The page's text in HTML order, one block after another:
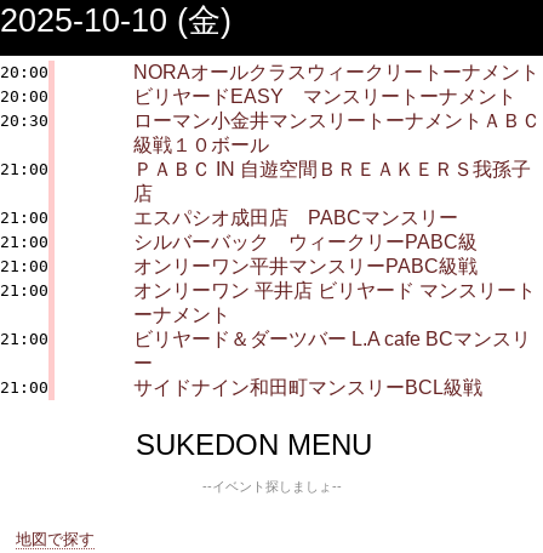
2025-10-10 (金)
20:00 NORAオールクラスウィークリートーナメント
20:00 ビリヤードEASY マンスリートーナメント
20:30
ローマン小金井マンスリートーナメントＡＢＣ
級戦１０ボール
21:00
ＰＡＢＣ IN 自遊空間ＢＲＥＡＫＥＲＳ我孫子
店
21:00 エスパシオ成田店 PABCマンスリー
21:00 シルバーバック ウィークリーPABC級
21:00 オンリーワン平井マンスリーPABC級戦
21:00
オンリーワン 平井店 ビリヤード マンスリート
ーナメント
21:00
ビリヤード＆ダーツバー L.A cafe BCマンスリ
ー
21:00 サイドナイン和田町マンスリーBCL級戦
SUKEDON MENU
--イベント探しましょ--
地図で探す